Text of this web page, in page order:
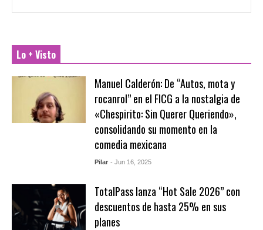
Lo + Visto
Manuel Calderón: De “Autos, mota y
rocanrol” en el FICG a la nostalgia de
«Chespirito: Sin Querer Queriendo»,
consolidando su momento en la
comedia mexicana
Pilar - Jun 16, 2025
TotalPass lanza “Hot Sale 2026” con
descuentos de hasta 25% en sus
planes